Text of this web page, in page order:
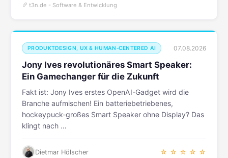
t3n.de - Software & Entwicklung
PRODUKTDESIGN, UX & HUMAN‑CENTERED AI 07.08.2026
Jony Ives revolutionäres Smart Speaker:
Ein Gamechanger für die Zukunft
Fakt ist: Jony Ives erstes OpenAI-Gadget wird die
Branche aufmischen! Ein batteriebetriebenes,
hockeypuck-großes Smart Speaker ohne Display? Das
klingt nach …
Dietmar Hölscher ☆ ☆ ☆ ☆ ☆